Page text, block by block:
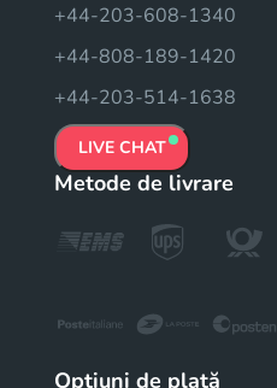
+44-203-608-1340
+44-808-189-1420
+44-203-514-1638
LIVE CHAT
Metode de livrare
Opțiuni de plată